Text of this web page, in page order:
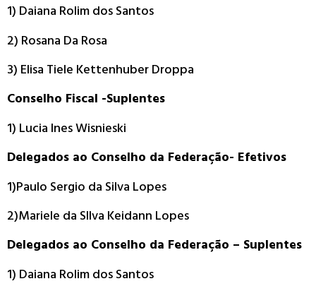
1) Daiana Rolim dos Santos
2) Rosana Da Rosa
3) Elisa Tiele Kettenhuber Droppa
Conselho Fiscal -Suplentes
1) Lucia Ines Wisnieski
Delegados ao Conselho da Federação- Efetivos
1)Paulo Sergio da Silva Lopes
2)Mariele da SIlva Keidann Lopes
Delegados ao Conselho da Federação – Suplentes
1) Daiana Rolim dos Santos